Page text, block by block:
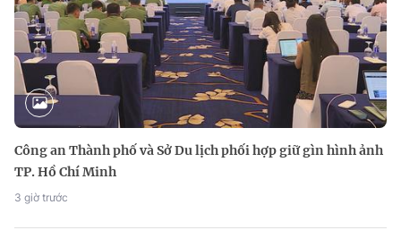
Công an Thành phố và Sở Du lịch phối hợp giữ gìn hình ảnh
TP. Hồ Chí Minh
3 giờ trước